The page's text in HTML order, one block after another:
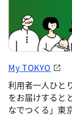
My TOKYO
利用者一人ひと
をお届けすると
なでつくる」東